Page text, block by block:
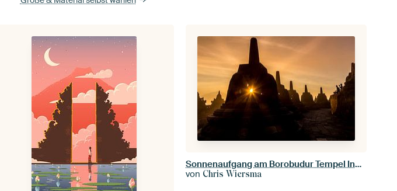
Sonnenaufgang am Borobudur Tempel Indonesien
von Chris Wiersma